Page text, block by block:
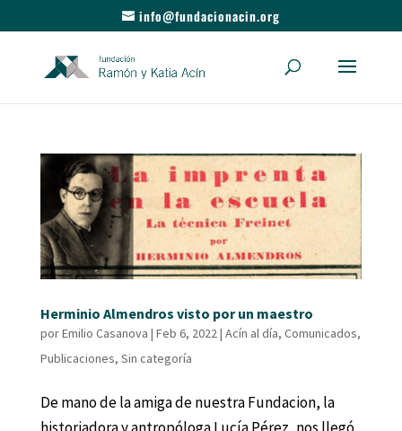
info@fundacionacin.org
Herminio Almendros visto por un maestro
porEmilio Casanova | Feb 6, 2022| Acín al día, Comunicados,
Publicaciones, Sin categoría
De mano de la amiga de nuestra Fundacion, la